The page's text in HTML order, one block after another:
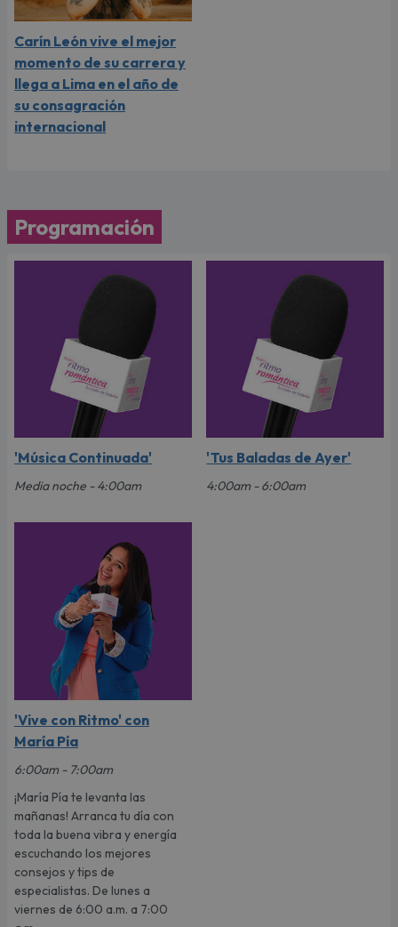
Carín León vive el mejor
momento de su carrera y
llega a Lima en el año de
su consagración
internacional
Programación
'Música Continuada'
Media noche - 4:00am
'Tus Baladas de Ayer'
4:00am - 6:00am
'Vive con Ritmo' con
María Pía
6:00am - 7:00am
¡María Pía te levanta las
mañanas! Arranca tu día con
toda la buena vibra y energía
escuchando los mejores
consejos y tips de
especialistas. De lunes a
viernes de 6:00 a.m. a 7:00